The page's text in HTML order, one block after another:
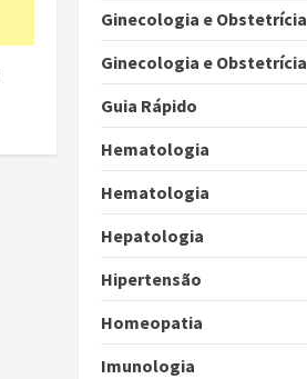
Ginecologia e Obstetrícia
Ginecologia e Obstetrícia
Guia Rápido
Hematologia
Hematologia
Hepatologia
Hipertensão
Homeopatia
Imunologia